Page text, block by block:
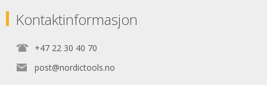
Kontaktinformasjon
+47 22 30 40 70
post@nordictools.no